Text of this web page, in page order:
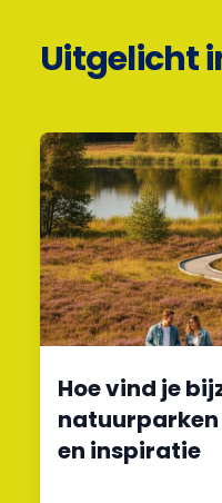
Uitgelicht
Hoe vind je
natuurparken
en inspiratie